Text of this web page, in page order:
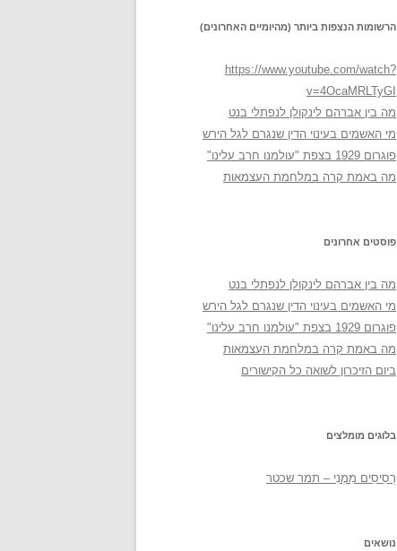
הרשומות הנצפות ביותר (מהיומיים האחרונים)
https://www.youtube.com/watch?
v=4OcaMRLTyGI
מה בין אברהם לינקולן לנפתלי בנט
מי האשמים בעינוי הדין שנגרם לגל הירש
פוגרום 1929 בצפת "עולמנו חרב עלינו"
מה באמת קרה במלחמת העצמאות
פוסטים אחרונים
מה בין אברהם לינקולן לנפתלי בנט
מי האשמים בעינוי הדין שנגרם לגל הירש
פוגרום 1929 בצפת "עולמנו חרב עלינו"
מה באמת קרה במלחמת העצמאות
ביום הזיכרון לשואה כל הקישורים
בלוגים מומלצים
רְסִיסִים מִמֶנִי – תמר שכטר
נושאים